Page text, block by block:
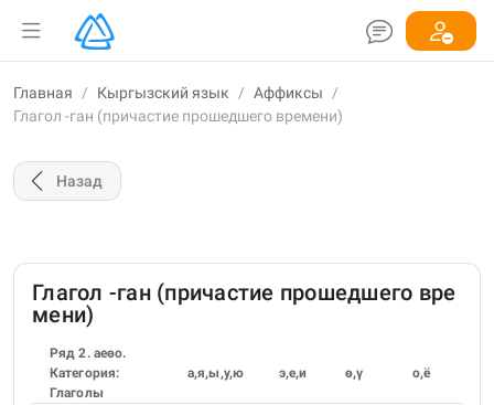
Главная / Кыргызский язык / Аффиксы
/
Глагол -ган (причастие прошедшего времени)
Назад
Глагол -ган (причастие прошедшего вре
мени)
Ряд 2. аеөо.
Категория:
Глаголы
а,я,ы,у,ю э,е,и ө,ү о,ё